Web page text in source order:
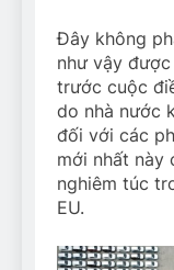
Đây không
như vậy
trước cuộc
do nhà nước
đối với các
mới nhất này
nghiêm túc
EU.